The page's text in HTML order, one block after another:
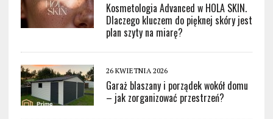
Kosmetologia Advanced w HOLA SKIN.
Dlaczego kluczem do pięknej skóry jest
plan szyty na miarę?
26 KWIETNIA 2026
Garaż blaszany i porządek wokół domu
– jak zorganizować przestrzeń?